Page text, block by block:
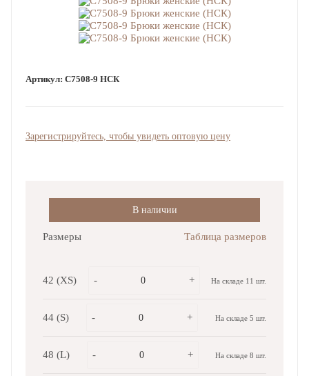
Артикул: С7508-9 НСК
Зарегистрируйтесь, чтобы увидеть оптовую цену
В наличии
Размеры Таблица размеров
42 (XS) - + На складе 11 шт.
44 (S) - + На складе 5 шт.
48 (L) - + На складе 8 шт.